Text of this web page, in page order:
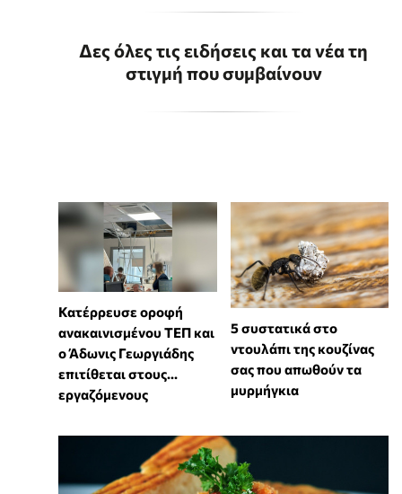
Δες όλες τις ειδήσεις και τα νέα τη
στιγμή που συμβαίνουν
Κατέρρευσε οροφή
ανακαινισμένου ΤΕΠ και
ο Άδωνις Γεωργιάδης
επιτίθεται στους...
εργαζόμενους
⁠5 συστατικά στο
ντουλάπι της κουζίνας
σας που απωθούν τα
μυρμήγκια